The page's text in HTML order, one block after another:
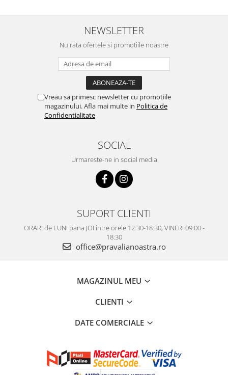
NEWSLETTER
Nu rata ofertele si promotiile noastre
Vreau sa primesc newsletter cu promotiile
magazinului. Afla mai multe in Politica de
Confidentialitate
SOCIAL
Urmareste-ne in social media
SUPORT CLIENTI
ORAR: de LUNI pana JOI intre orele 12:30-18:30, VINERI 09:00 -
18:30
office@pravalianoastra.ro
MAGAZINUL MEU
CLIENTI
DATE COMERCIALE